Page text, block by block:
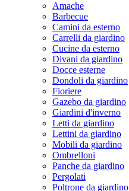
Amache
Barbecue
Camini da esterno
Carrelli da giardino
Cucine da esterno
Divani da giardino
Docce esterne
Dondoli da giardino
Fioriere
Gazebo da giardino
Giardini d'inverno
Letti da giardino
Lettini da giardino
Mobili da giardino
Ombrelloni
Panche da giardino
Pergolati
Poltrone da giardino